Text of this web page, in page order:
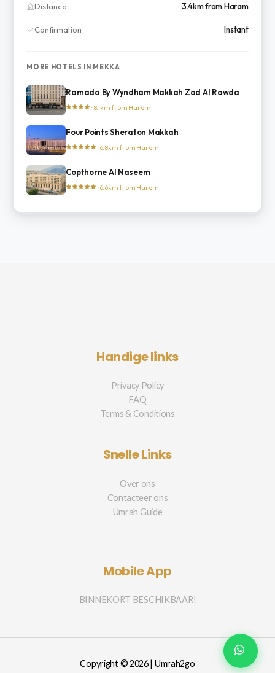
Distance 3.4km from Haram
Confirmation Instant
MORE HOTELS IN MEKKA
Ramada By Wyndham Makkah Zad Al Rawda
· 8.1km from Haram
Four Points Sheraton Makkah
· 6.8km from Haram
Copthorne Al Naseem
· 6.6km from Haram
Handige links
Privacy Policy
FAQ
Terms & Conditions
Snelle Links
Over ons
Contacteer ons
Umrah Guide
Mobile App
BINNEKORT BESCHIKBAAR!
Copyright © 2026 | Umrah2go